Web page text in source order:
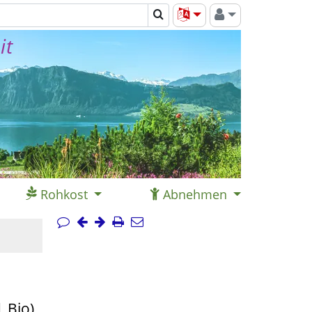
Rohkost Abnehmen